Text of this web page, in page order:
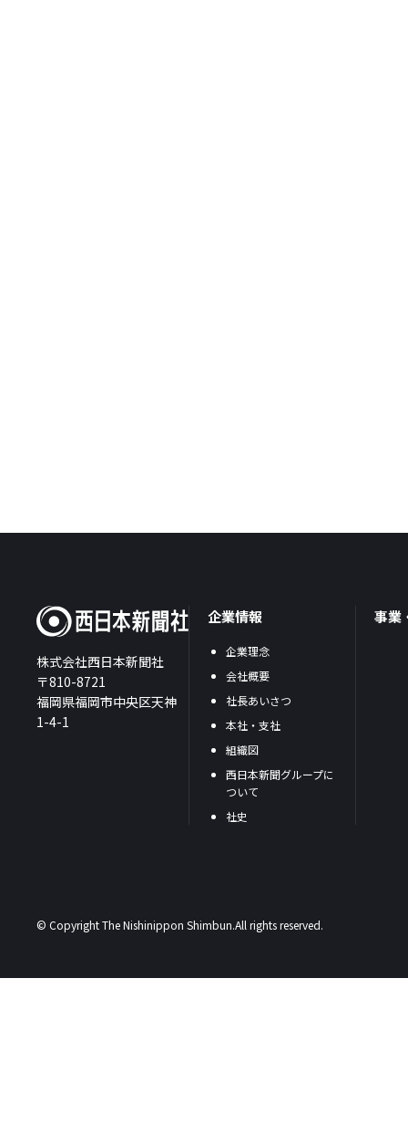
株式会社西日本新聞社
〒810-8721
福岡県福岡市中央区天神
1-4-1
企業情報
企業理念
会社概要
社長あいさつ
本社・支社
組織図
西日本新聞グループに
ついて
社史
事業
© Copyright The Nishinippon Shimbun.All rights reserved.